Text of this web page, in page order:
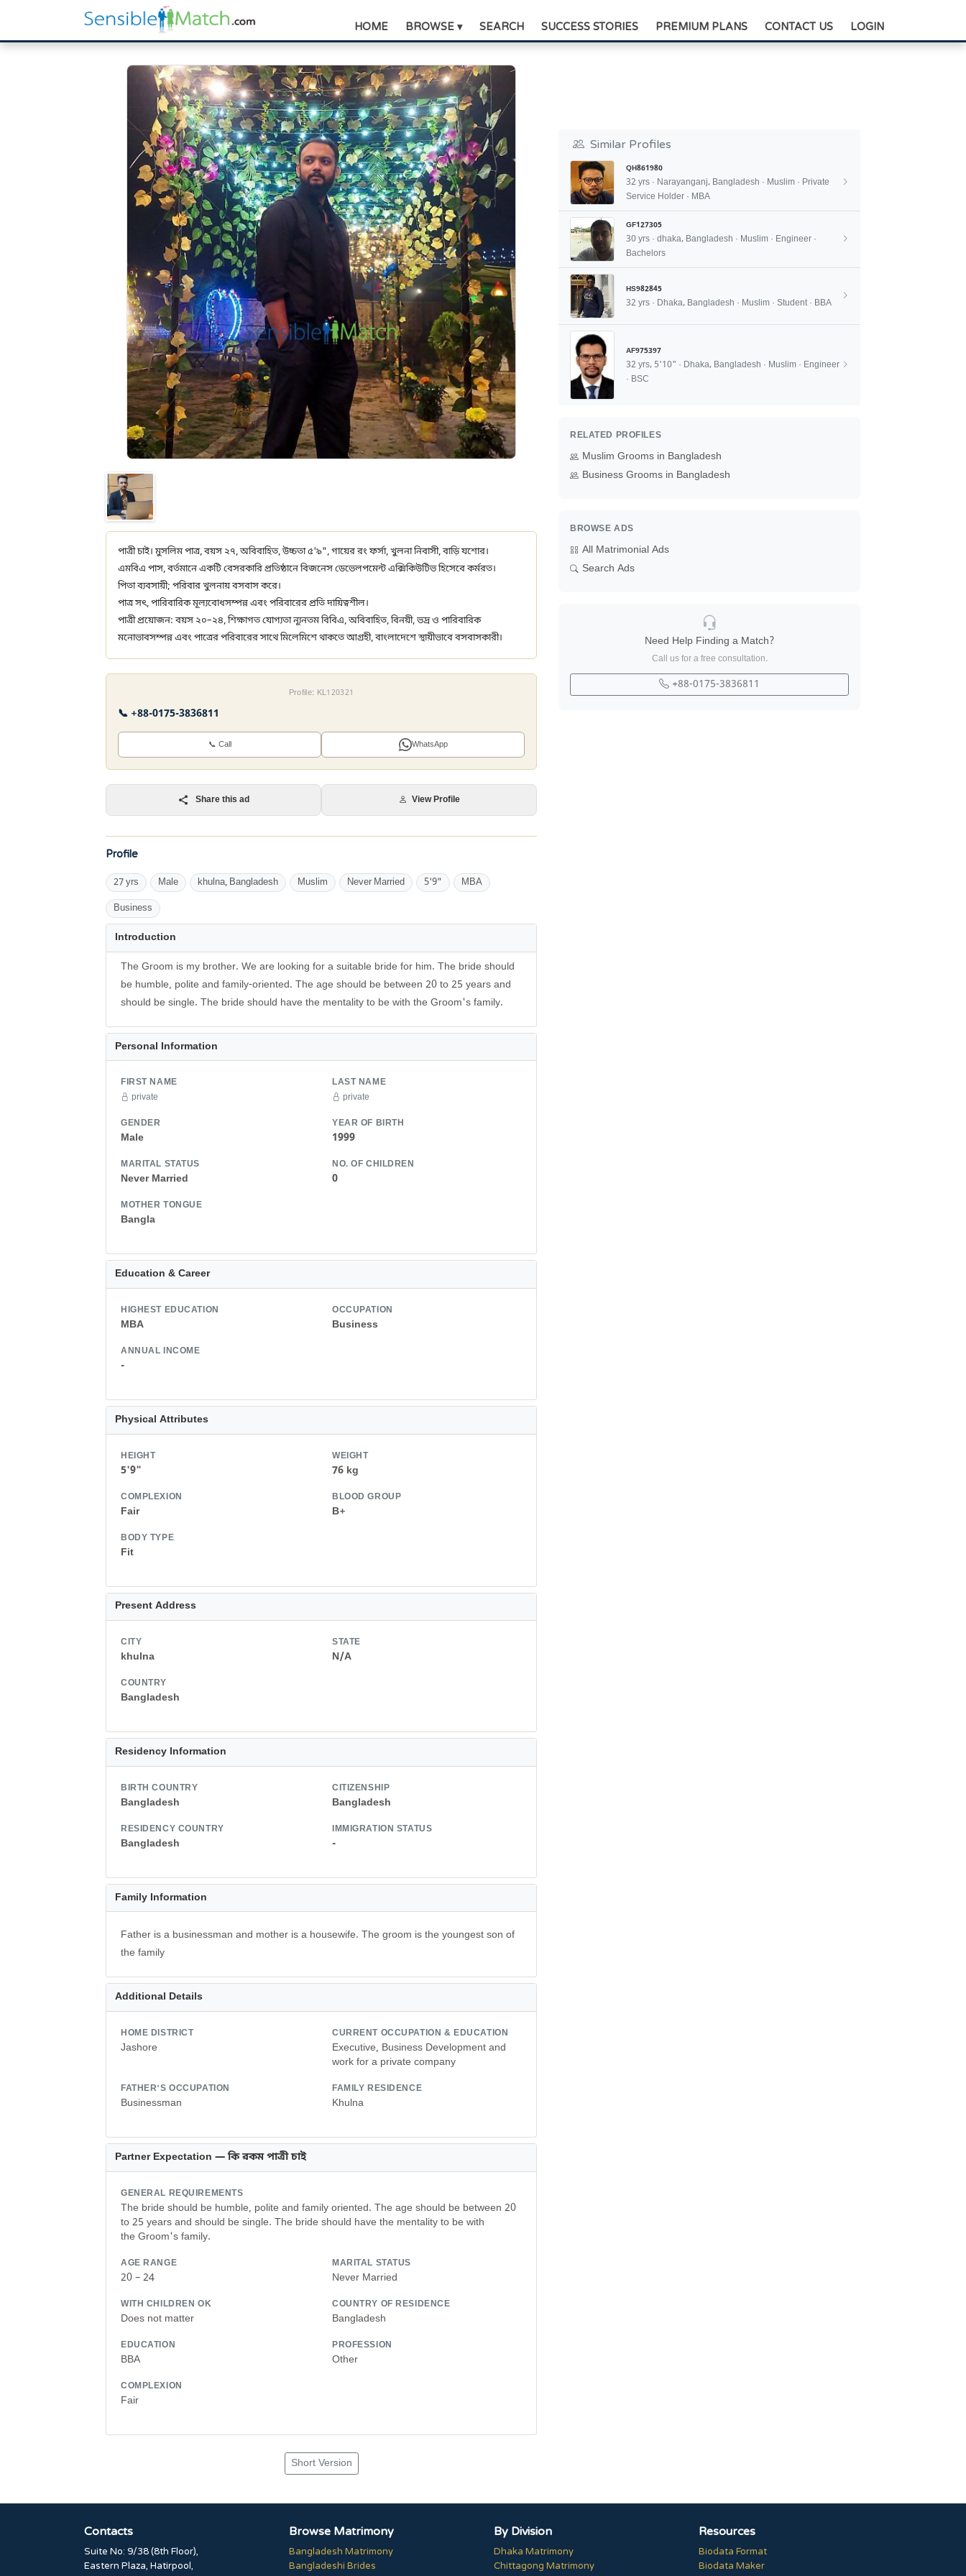
HOME BROWSE ▾ SEARCH SUCCESS STORIES PREMIUM PLANS CONTACT US LOGIN
পাত্রী চাই। মুসলিম পাত্র, বয়স ২৭, অবিবাহিত, উচ্চতা ৫'৯", গায়ের রং ফর্সা, খুলনা নিবাসী, বাড়ি যশোর।
এমবিএ পাস, বর্তমানে একটি বেসরকারি প্রতিষ্ঠানে বিজনেস ডেভেলপমেন্ট এক্সিকিউটিভ হিসেবে কর্মরত।
পিতা ব্যবসায়ী; পরিবার খুলনায় বসবাস করে।
পাত্র সৎ, পারিবারিক মূল্যবোধসম্পন্ন এবং পরিবারের প্রতি দায়িত্বশীল।
পাত্রী প্রয়োজন: বয়স ২০–২৪, শিক্ষাগত যোগ্যতা ন্যূনতম বিবিএ, অবিবাহিত, বিনয়ী, ভদ্র ও পারিবারিক
মনোভাবসম্পন্ন এবং পাত্রের পরিবারের সাথে মিলেমিশে থাকতে আগ্রহী, বাংলাদেশে স্থায়ীভাবে বসবাসকারী।
Profile: KL120321
📞 +88-0175-3836811
📞 Call WhatsApp
Share this ad View Profile
Profile
27 yrs Male khulna, Bangladesh Muslim Never Married 5'9" MBA
Business
Introduction
The Groom is my brother. We are looking for a suitable bride for him. The bride should
be humble, polite and family-oriented. The age should be between 20 to 25 years and
should be single. The bride should have the mentality to be with the Groom's family.
Personal Information
FIRST NAME
private
LAST NAME
private
GENDER
Male
YEAR OF BIRTH
1999
MARITAL STATUS
Never Married
NO. OF CHILDREN
0
MOTHER TONGUE
Bangla
Education & Career
HIGHEST EDUCATION
MBA
OCCUPATION
Business
ANNUAL INCOME
-
Physical Attributes
HEIGHT
5'9"
WEIGHT
76 kg
COMPLEXION
Fair
BLOOD GROUP
B+
BODY TYPE
Fit
Present Address
CITY
khulna
STATE
N/A
COUNTRY
Bangladesh
Residency Information
BIRTH COUNTRY
Bangladesh
CITIZENSHIP
Bangladesh
RESIDENCY COUNTRY
Bangladesh
IMMIGRATION STATUS
-
Family Information
Father is a businessman and mother is a housewife. The groom is the youngest son of
the family
Additional Details
HOME DISTRICT
Jashore
CURRENT OCCUPATION & EDUCATION
Executive, Business Development and
work for a private company
FATHER'S OCCUPATION
Businessman
FAMILY RESIDENCE
Khulna
Partner Expectation — কি রকম পাত্রী চাই
GENERAL REQUIREMENTS
The bride should be humble, polite and family oriented. The age should be between 20
to 25 years and should be single. The bride should have the mentality to be with
the Groom's family.
AGE RANGE
20 – 24
MARITAL STATUS
Never Married
WITH CHILDREN OK
Does not matter
COUNTRY OF RESIDENCE
Bangladesh
EDUCATION
BBA
PROFESSION
Other
COMPLEXION
Fair
Short Version
Similar Profiles
QH861980
32 yrs · Narayanganj, Bangladesh · Muslim · Private
Service Holder · MBA
GF127305
30 yrs · dhaka, Bangladesh · Muslim · Engineer ·
Bachelors
HS982845
32 yrs · Dhaka, Bangladesh · Muslim · Student · BBA
AF975397
32 yrs, 5'10" · Dhaka, Bangladesh · Muslim · Engineer
· BSC
RELATED PROFILES
Muslim Grooms in Bangladesh
Business Grooms in Bangladesh
BROWSE ADS
All Matrimonial Ads
Search Ads
Need Help Finding a Match?
Call us for a free consultation.
+88-0175-3836811
Contacts
Suite No: 9/38 (8th Floor),
Eastern Plaza, Hatirpool,
Browse Matrimony
Bangladesh Matrimony
Bangladeshi Brides
By Division
Dhaka Matrimony
Chittagong Matrimony
Resources
Biodata Format
Biodata Maker